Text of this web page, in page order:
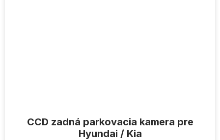
CCD zadná parkovacia kamera pre
Hyundai / Kia